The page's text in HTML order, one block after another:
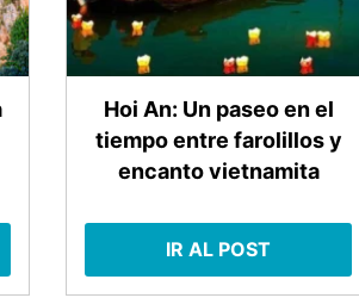
Hoi An: Un paseo en el
tiempo entre farolillos y
encanto vietnamita
IR AL POST